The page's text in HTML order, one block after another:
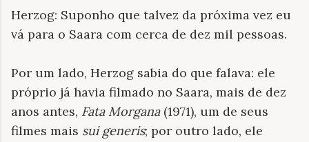
Herzog: Suponho que talvez da próxima vez eu
vá para o Saara com cerca de dez mil pessoas.
Por um lado, Herzog sabia do que falava: ele
próprio já havia filmado no Saara, mais de dez
anos antes, Fata Morgana(1971), um de seus
filmes mais sui generis; por outro lado, ele